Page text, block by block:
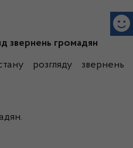
звернень громадян
розгляду звернень